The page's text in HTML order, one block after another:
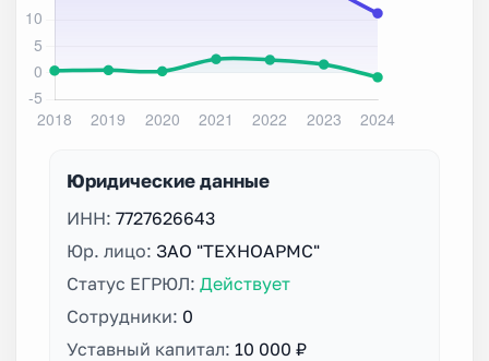
Юридические данные
ИНН: 7727626643
Юр. лицо: ЗАО "ТЕХНОАРМС"
Статус ЕГРЮЛ: Действует
Сотрудники: 0
Уставный капитал: 10 000 ₽